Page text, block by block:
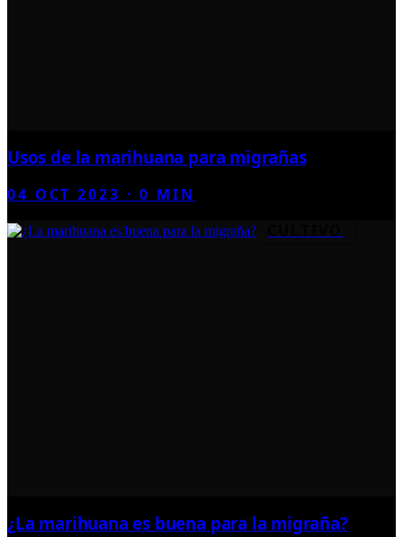
Usos de la marihuana para migrañas
04 OCT 2023 ·0 MIN
¿La marihuana es buena para la migraña?